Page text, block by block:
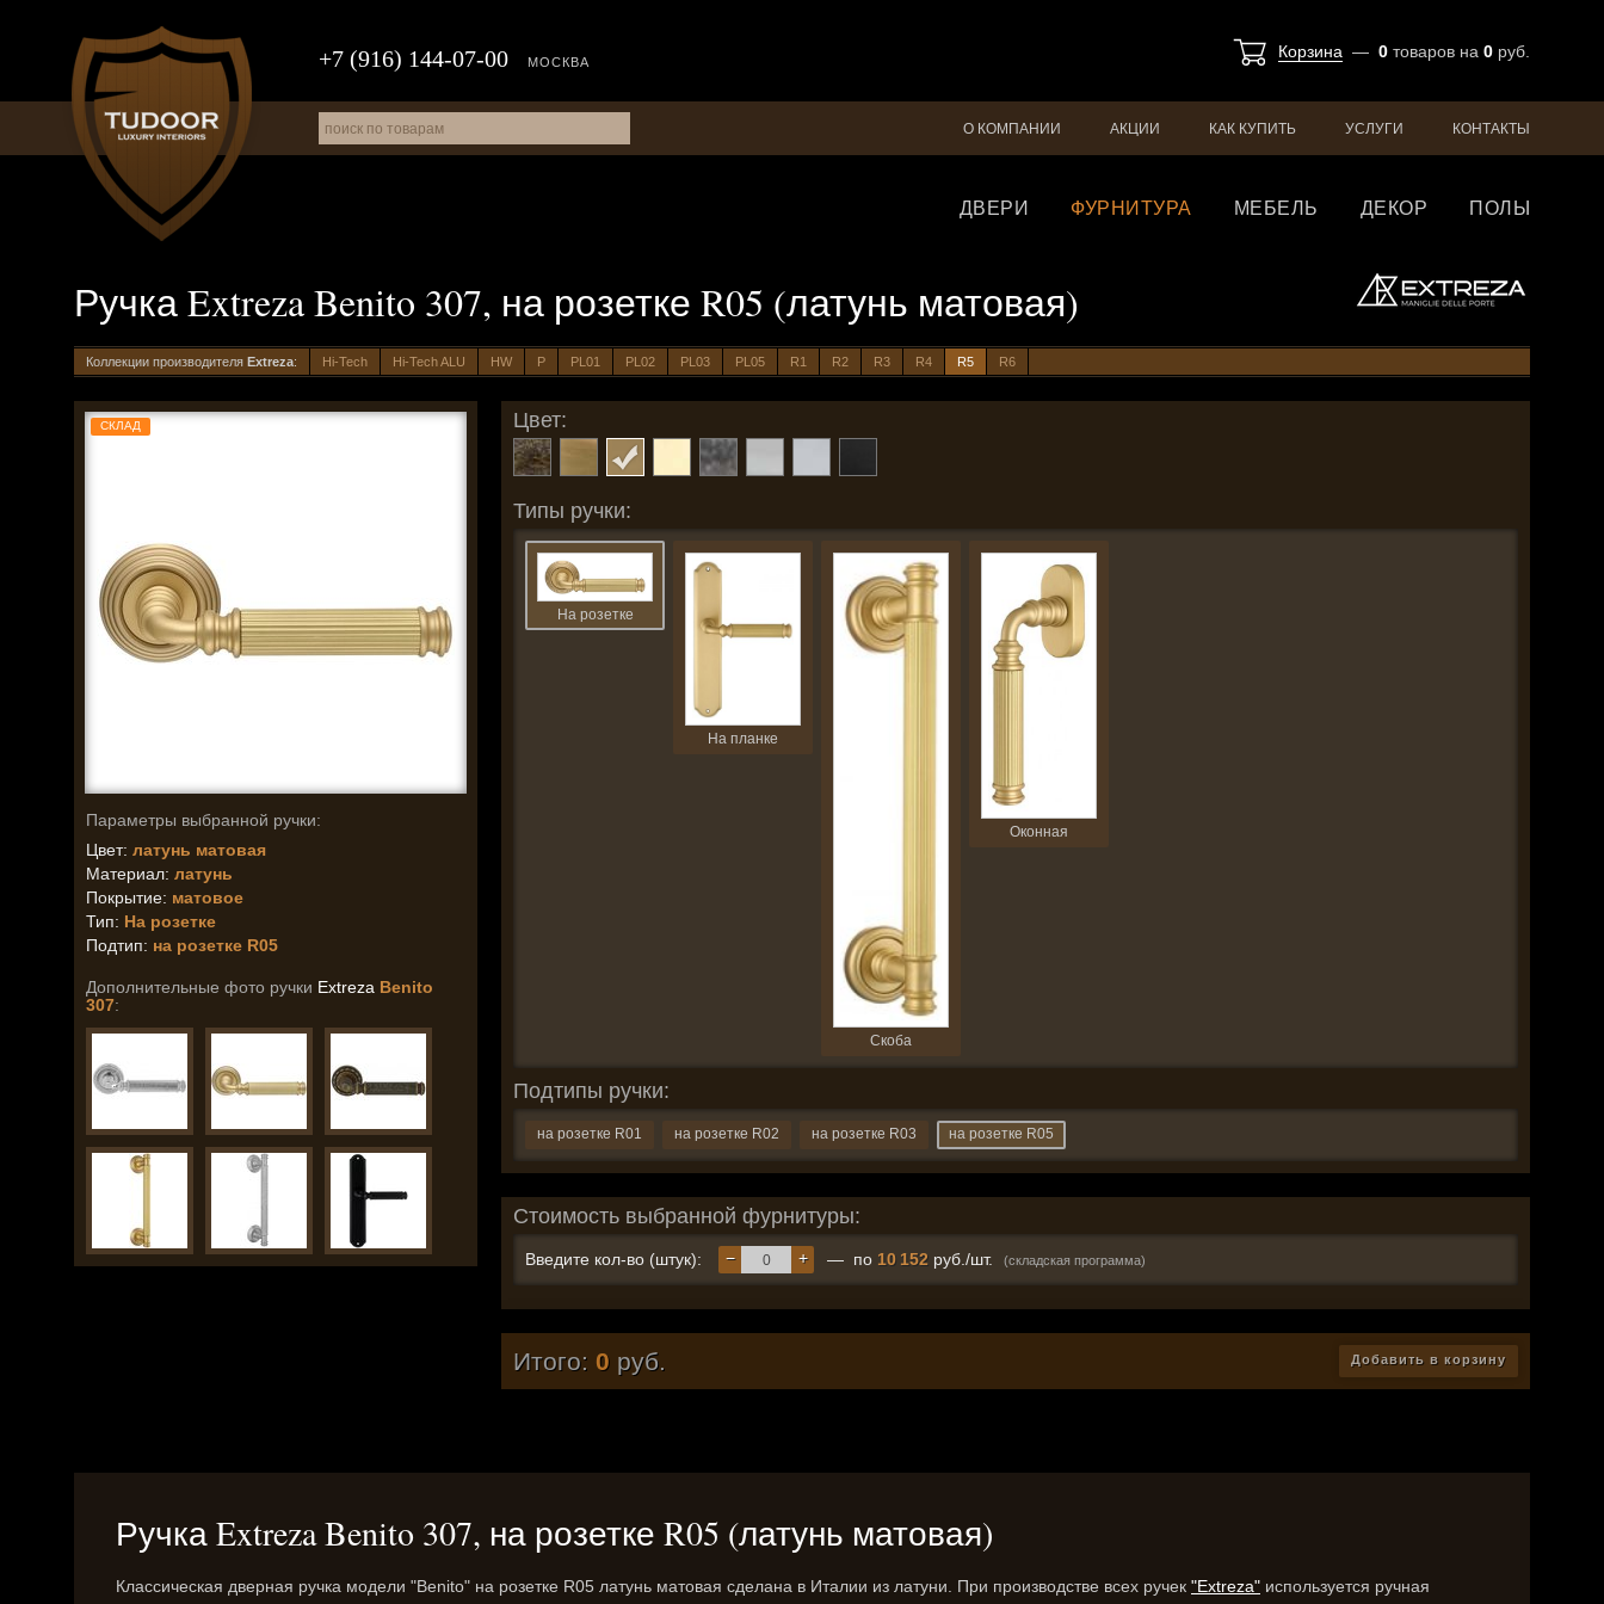
Корзина — 0 товаров на 0 руб.
+7 (916) 144-07-00 МОСКВА
О КОМПАНИИ АКЦИИ КАК КУПИТЬ УСЛУГИ КОНТАКТЫ
ДВЕРИ ФУРНИТУРА МЕБЕЛЬ ДЕКОР ПОЛЫ
Ручка Extreza Benito 307, на розетке R05 (латунь матовая)
Коллекции производителя Extreza: Hi-Tech Hi-Tech ALU HW P PL01 PL02 PL03 PL05 R1 R2 R3 R4 R5 R6
СКЛАД
Параметры выбранной ручки:
Цвет: латунь матовая
Материал: латунь
Покрытие: матовое
Тип: На розетке
Подтип: на розетке R05
Дополнительные фото ручки Extreza Benito
307:
Цвет:
Типы ручки:
На розетке
На планке
Скоба
Оконная
Подтипы ручки:
на розетке R01 на розетке R02 на розетке R03 на розетке R05
Стоимость выбранной фурнитуры:
Введите кол-во (штук): +
− — по 10 152 руб./шт. (складская программа)
Итого: 0 руб. Добавить в корзину
Ручка Extreza Benito 307, на розетке R05 (латунь матовая)
Классическая дверная ручка модели "Benito" на розетке R05 латунь матовая сделана в Италии из латуни. При производстве всех ручек "Extreza" используется ручная